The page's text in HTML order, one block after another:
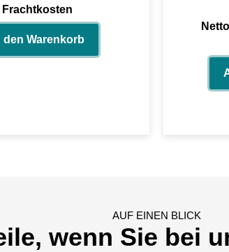
Frachtkosten
den Warenkorb
AUF EINEN BLICK
wenn Sie bei